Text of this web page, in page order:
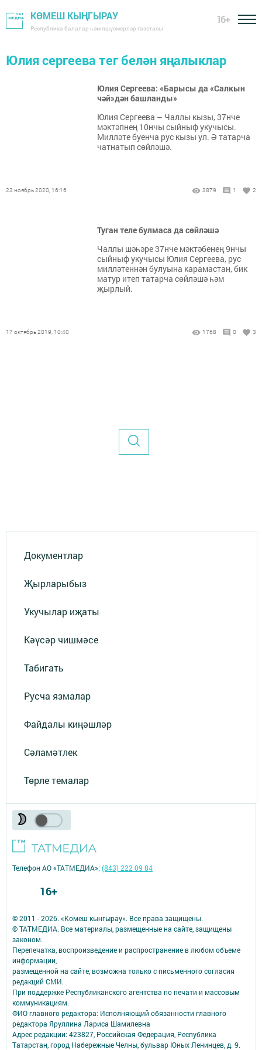
КӨМЕШ КЫҢГЫРАУ
Республика балалар һәм яшүсмерләр газетасы
16+
Юлия сергеева тег белән яңалыклар
Юлия Сергеева: «Барысы да «Салкын
чәй»дән башланды»
Юлия Сергеева – Чаллы кызы, 37нче
мәктәпнең 10нчы сыйныф укучысы.
Милләте буенча рус кызы ул. Ә татарча
чатнатып сөйләшә.
23 ноябрь 2020, 16:16 3879 1 2
Туган теле булмаса да сөйләшә
Чаллы шәһәре 37нче мәктәбенең 9нчы
сыйныф укучысы Юлия Сергеева, рус
милләтеннән булуына карамастан, бик
матур итеп татарча сөйләшә һәм
җырлый.
17 октябрь 2019, 10:40 1768 0 3
Документлар
Җырларыбыз
Укучылар иҗаты
Кәүсәр чишмәсе
Табигать
Русча язмалар
Файдалы киңәшләр
Сәламәтлек
Төрле темалар
© 2011 - 2026. «Комеш кынгырау». Все права защищены.
© ТАТМЕДИА. Все материалы, размещенные на сайте, защищены
законом.
Перепечатка, воспроизведение и распространение в любом объеме
информации,
размещенной на сайте, возможна только с письменного согласия
редакций СМИ.
При поддержке Республиканского агентства по печати и массовым
коммуникациям.
ФИО главного редактора: Исполняющий обязанности главного
редактора Яруллина Лариса Шамилевна
Адрес редакции: 423827, Российская Федерация, Республика
Татарстан, город Набережные Челны, бульвар Юных Ленинцев, д. 9.
Телефон АО «ТАТМЕДИА»:(843) 222 09 84
16+